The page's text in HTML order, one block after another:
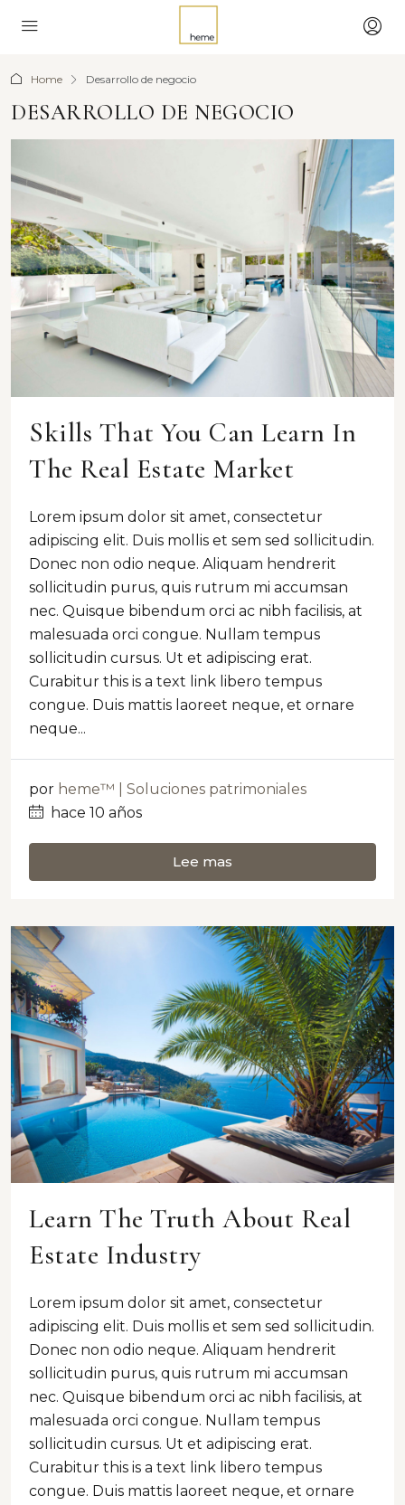
Home Desarrollo de negocio
DESARROLLO DE NEGOCIO
Skills That You Can Learn In
The Real Estate Market
Lorem ipsum dolor sit amet, consectetur
adipiscing elit. Duis mollis et sem sed sollicitudin.
Donec non odio neque. Aliquam hendrerit
sollicitudin purus, quis rutrum mi accumsan
nec. Quisque bibendum orci ac nibh facilisis, at
malesuada orci congue. Nullam tempus
sollicitudin cursus. Ut et adipiscing erat.
Curabitur this is a text link libero tempus
congue. Duis mattis laoreet neque, et ornare
neque...
por heme™ | Soluciones patrimoniales
hace 10 años
Lee mas
Learn The Truth About Real
Estate Industry
Lorem ipsum dolor sit amet, consectetur
adipiscing elit. Duis mollis et sem sed sollicitudin.
Donec non odio neque. Aliquam hendrerit
sollicitudin purus, quis rutrum mi accumsan
nec. Quisque bibendum orci ac nibh facilisis, at
malesuada orci congue. Nullam tempus
sollicitudin cursus. Ut et adipiscing erat.
Curabitur this is a text link libero tempus
congue. Duis mattis laoreet neque, et ornare